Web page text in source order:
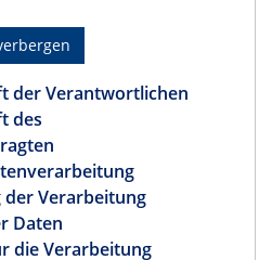
der Verantwortlichen
des
der Verarbeitung
Daten
die Verarbeitung